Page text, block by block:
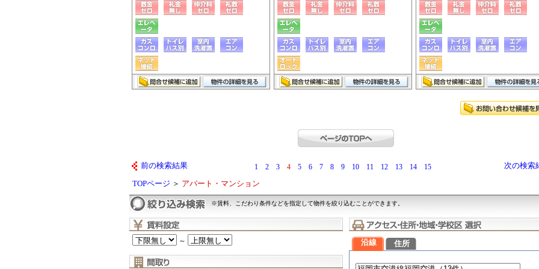
前の検索結果 1 2 3 4 5 6 7 8 9 10 11 12 13 14 15 次の検索
TOPページ ＞ アパート・マンション
※賃料、こだわり条件などを指定して物件を絞り込むことができます。
～ 沿線 住所